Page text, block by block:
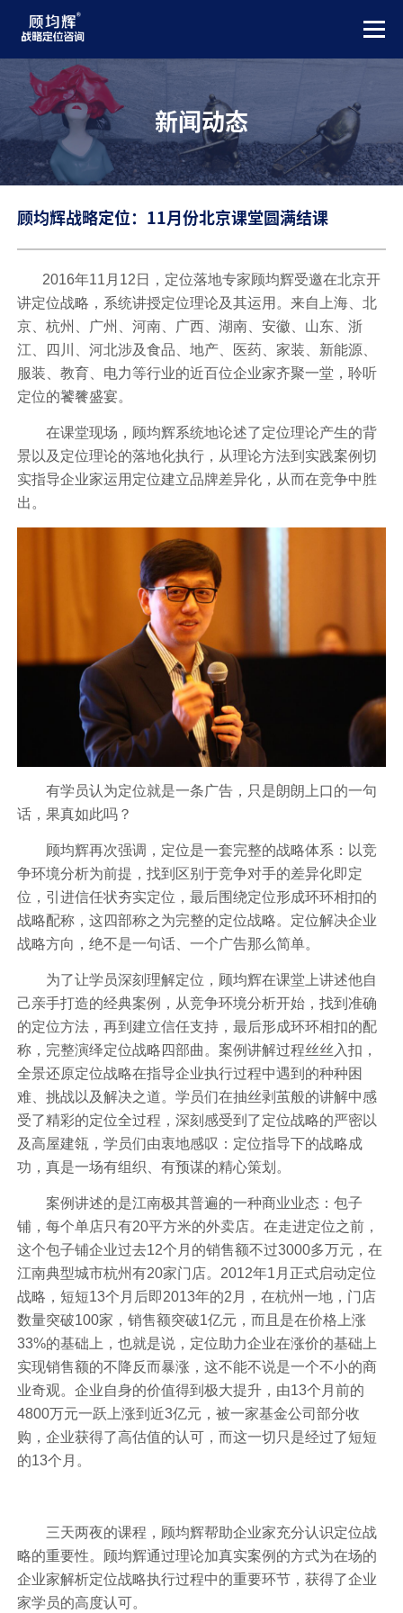
新闻动态
顾均辉战略定位：11月份北京课堂圆满结课
2016年11月12日，定位落地专家顾均辉受邀在北京开
讲定位战略，系统讲授定位理论及其运用。来自上海、北
京、杭州、广州、河南、广西、湖南、安徽、山东、浙
江、四川、河北涉及食品、地产、医药、家装、新能源、
服装、教育、电力等行业的近百位企业家齐聚一堂，聆听
定位的饕餮盛宴。
在课堂现场，顾均辉系统地论述了定位理论产生的背
景以及定位理论的落地化执行，从理论方法到实践案例切
实指导企业家运用定位建立品牌差异化，从而在竞争中胜
出。
有学员认为定位就是一条广告，只是朗朗上口的一句
话，果真如此吗？
顾均辉再次强调，定位是一套完整的战略体系：以竞
争环境分析为前提，找到区别于竞争对手的差异化即定
位，引进信任状夯实定位，最后围绕定位形成环环相扣的
战略配称，这四部称之为完整的定位战略。定位解决企业
战略方向，绝不是一句话、一个广告那么简单。
为了让学员深刻理解定位，顾均辉在课堂上讲述他自
己亲手打造的经典案例，从竞争环境分析开始，找到准确
的定位方法，再到建立信任支持，最后形成环环相扣的配
称，完整演绎定位战略四部曲。案例讲解过程丝丝入扣，
全景还原定位战略在指导企业执行过程中遇到的种种困
难、挑战以及解决之道。学员们在抽丝剥茧般的讲解中感
受了精彩的定位全过程，深刻感受到了定位战略的严密以
及高屋建瓴，学员们由衷地感叹：定位指导下的战略成
功，真是一场有组织、有预谋的精心策划。
案例讲述的是江南极其普遍的一种商业业态：包子
铺，每个单店只有20平方米的外卖店。在走进定位之前，
这个包子铺企业过去12个月的销售额不过3000多万元，在
江南典型城市杭州有20家门店。2012年1月正式启动定位
战略，短短13个月后即2013年的2月，在杭州一地，门店
数量突破100家，销售额突破1亿元，而且是在价格上涨
33%的基础上，也就是说，定位助力企业在涨价的基础上
实现销售额的不降反而暴涨，这不能不说是一个不小的商
业奇观。企业自身的价值得到极大提升，由13个月前的
4800万元一跃上涨到近3亿元，被一家基金公司部分收
购，企业获得了高估值的认可，而这一切只是经过了短短
的13个月。
三天两夜的课程，顾均辉帮助企业家充分认识定位战
略的重要性。顾均辉通过理论加真实案例的方式为在场的
企业家解析定位战略执行过程中的重要环节，获得了企业
家学员的高度认可。